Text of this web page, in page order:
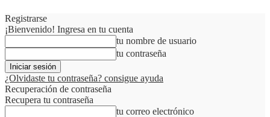
Registrarse
¡Bienvenido! Ingresa en tu cuenta
tu nombre de usuario
tu contraseña
¿Olvidaste tu contraseña? consigue ayuda
Recuperación de contraseña
Recupera tu contraseña
tu correo electrónico